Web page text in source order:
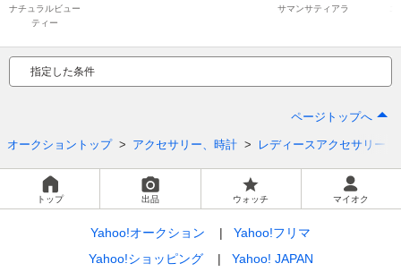
ナチュラルビュー
ティー
サマンサティアラ
指定した条件
ページトップへ
オークショントップ アクセサリー、時計 レディースアクセサリー
トップ 出品 ウォッチ マイオク
Yahoo!オークション
Yahoo!フリマ
Yahoo!ショッピング
Yahoo! JAPAN